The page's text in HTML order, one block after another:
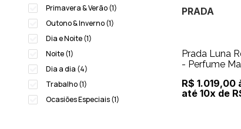
Primavera & Verão (1)
Outono & Inverno (1)
Dia e Noite (1)
Noite (1)
Dia a dia (4)
Trabalho (1)
Ocasiões Especiais (1)
PRADA
Prada Luna
- Perfume
R$ 1.019,00
até 10x de